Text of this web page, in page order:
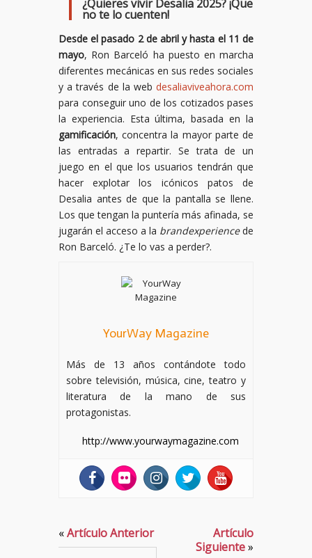
¿Quieres vivir Desalia 2025?¡Que
no te lo cuenten!
Desde el pasado 2 de abril y hasta el 11 de
mayo, Ron Barceló ha puesto en marcha
diferentes mecánicas en sus redes sociales
y a través de la web desaliaviveahora.com
para conseguir uno de los cotizados pases
la experiencia. Esta última, basada en la
gamificación, concentra la mayor parte de
las entradas a repartir. Se trata de un
juego en el que los usuarios tendrán que
hacer explotar los icónicos patos de
Desalia antes de que la pantalla se llene.
Los que tengan la puntería más afinada, se
jugarán el acceso a la brandexperiencede
Ron Barceló. ¿Te lo vas a perder?.
YourWay Magazine
Más de 13 años contándote todo
sobre televisión, música, cine, teatro y
literatura de la mano de sus
protagonistas.
http://www.yourwaymagazine.com
«Artículo Anterior
Artículo
Siguiente»